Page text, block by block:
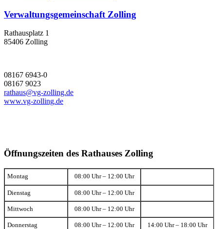
Verwaltungsgemeinschaft Zolling
Rathausplatz 1
85406 Zolling
08167 6943-0
08167 9023
rathaus@vg-zolling.de
www.vg-zolling.de
Öffnungszeiten des Rathauses Zolling
Montag 08:00 Uhr – 12:00 Uhr
Dienstag 08:00 Uhr – 12:00 Uhr
Mittwoch 08:00 Uhr – 12:00 Uhr
Donnerstag 08:00 Uhr – 12:00 Uhr 14:00 Uhr – 18:00 Uhr